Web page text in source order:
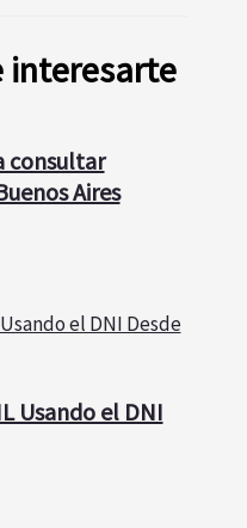
interesarte
consultar
Aires
Usando el DNI